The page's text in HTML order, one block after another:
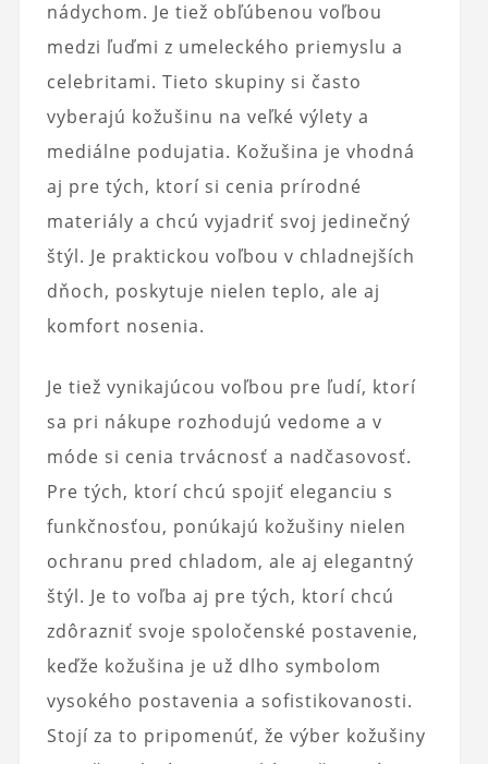
nádychom. Je tiež obľúbenou voľbou
medzi ľuďmi z umeleckého priemyslu a
celebritami. Tieto skupiny si často
vyberajú kožušinu na veľké výlety a
mediálne podujatia. Kožušina je vhodná
aj pre tých, ktorí si cenia prírodné
materiály a chcú vyjadriť svoj jedinečný
štýl. Je praktickou voľbou v chladnejších
dňoch, poskytuje nielen teplo, ale aj
komfort nosenia.
Je tiež vynikajúcou voľbou pre ľudí, ktorí
sa pri nákupe rozhodujú vedome a v
móde si cenia trvácnosť a nadčasovosť.
Pre tých, ktorí chcú spojiť eleganciu s
funkčnosťou, ponúkajú kožušiny nielen
ochranu pred chladom, ale aj elegantný
štýl. Je to voľba aj pre tých, ktorí chcú
zdôrazniť svoje spoločenské postavenie,
keďže kožušina je už dlho symbolom
vysokého postavenia a sofistikovanosti.
Stojí za to pripomenúť, že výber kožušiny